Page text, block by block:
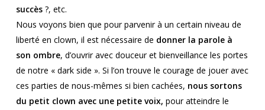
succès?, etc.
Nous voyons bien que pour parvenir à un certain niveau de
liberté en clown, il est nécessaire de donner la parole à
son ombre, d’ouvrir avec douceur et bienveillance les portes
de notre « dark side ». Si l’on trouve le courage de jouer avec
ces parties de nous-mêmes si bien cachées, nous sortons
du petit clown avec une petite voix, pour atteindre le